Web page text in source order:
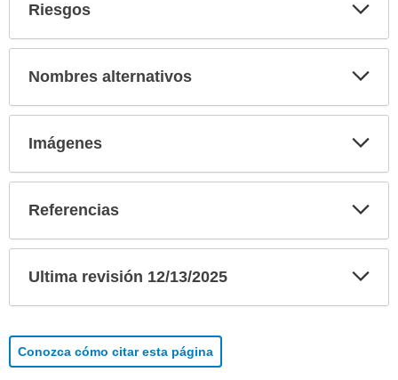
Riesgos
Nombres alternativos
Imágenes
Referencias
Ultima revisión 12/13/2025
Conozca cómo citar esta página